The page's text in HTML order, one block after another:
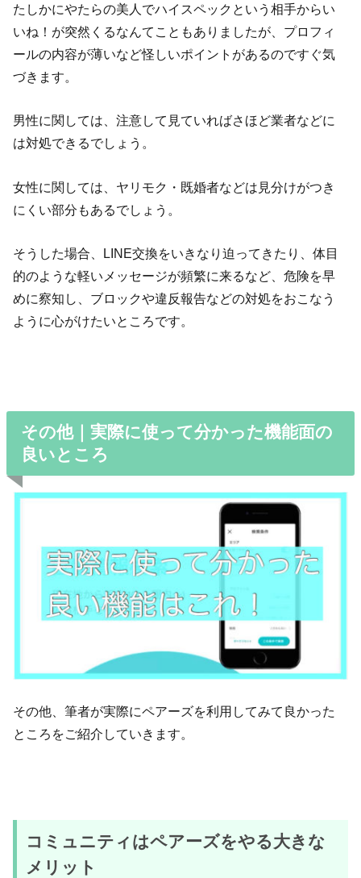
たしかにやたらの美人でハイスペックという相手からい
いね！が突然くるなんてこともありましたが、プロフィ
ールの内容が薄いなど怪しいポイントがあるのですぐ気
づきます。
男性に関しては、注意して見ていればさほど業者などに
は対処できるでしょう。
女性に関しては、ヤリモク・既婚者などは見分けがつき
にくい部分もあるでしょう。
そうした場合、LINE交換をいきなり迫ってきたり、体目
的のような軽いメッセージが頻繁に来るなど、危険を早
めに察知し、ブロックや違反報告などの対処をおこなう
ように心がけたいところです。
その他｜実際に使って分かった機能面の
良いところ
その他、筆者が実際にペアーズを利用してみて良かった
ところをご紹介していきます。
コミュニティはペアーズをやる大きな
メリット